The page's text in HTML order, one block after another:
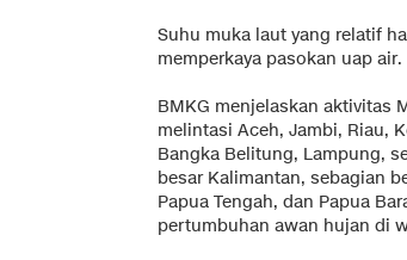
Suhu muka laut yang relatif
memperkaya pasokan uap air.
BMKG menjelaskan aktivitas
melintasi Aceh, Jambi, Riau,
Bangka Belitung, Lampung,
besar Kalimantan, sebagian
Papua Tengah, dan Papua
pertumbuhan awan hujan di